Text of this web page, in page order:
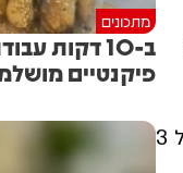
מכינים את תערובת הדג- מערבבים את קוביות הדג עם השום הכתוש, כוסברה קצוצה, מלח פלפל 3
מתכונים
ב-10 דקות
פיקנטיים